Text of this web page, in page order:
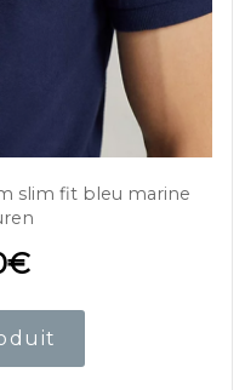
slim fit bleu marine
€